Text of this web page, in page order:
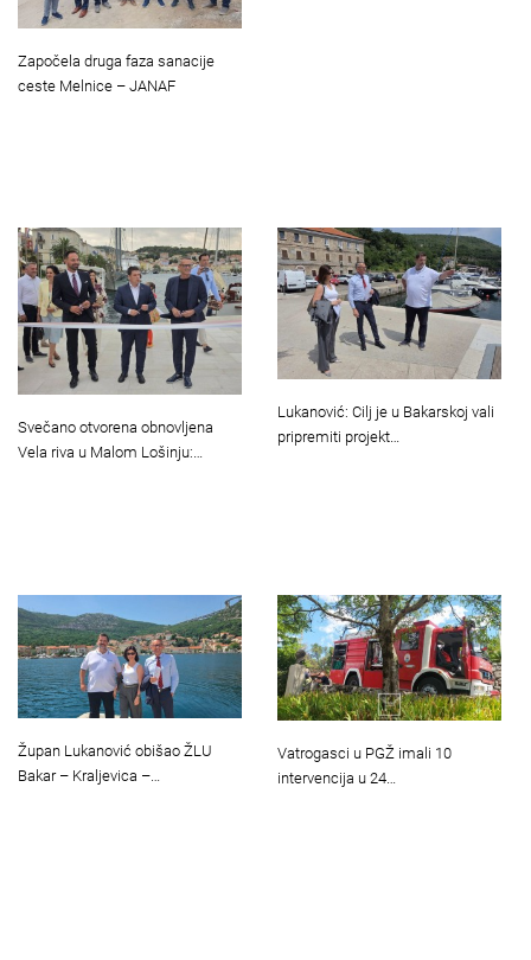
Započela druga faza sanacije
ceste Melnice – JANAF
Svečano otvorena obnovljena
Vela riva u Malom Lošinju:…
Lukanović: Cilj je u Bakarskoj vali
pripremiti projekt…
Župan Lukanović obišao ŽLU
Bakar – Kraljevica –…
Vatrogasci u PGŽ imali 10
intervencija u 24…